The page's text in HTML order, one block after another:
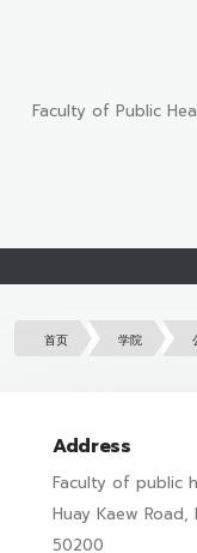
Faculty of Public
首页 学院
Address
Faculty of public
Huay Kaew
50200